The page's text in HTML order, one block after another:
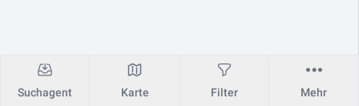
Suchagent Karte Filter Mehr